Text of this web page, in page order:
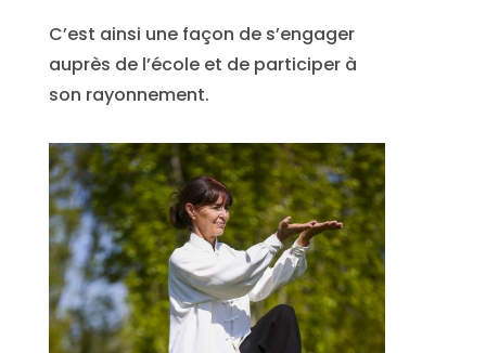
C’est ainsi une façon de s’engager
auprès de l’école et de participer à
son rayonnement.